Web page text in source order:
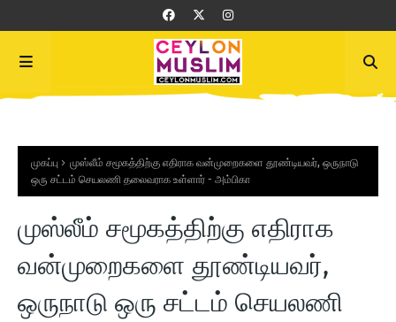
முகப்பு
முஸ்லீம் சமூகத்திற்கு எதிராக வன்முறைகளை தூண்டியவர், ஒருநாடு
ஒரு சட்டம் செயலணி தலைவராக உள்ளார் - அம்பிகா
முஸ்லீம் சமூகத்திற்கு எதிராக
வன்முறைகளை தூண்டியவர்,
ஒருநாடு ஒரு சட்டம் செயலணி